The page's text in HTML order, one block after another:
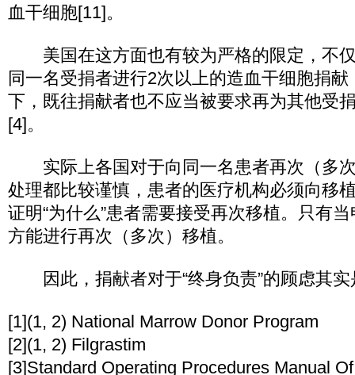
血干细胞[11]。
美国在这方面也有较为严格的限定，不
同一名受捐者进行2次以上的造血干细胞捐
下，既往捐献者也不应当被要求再为其他受
[4]。
实际上各国对于向同一名患者再次（多
处理都比较谨慎，患者的医疗机构必须向移
证明“为什么”患者需要接受再次移植。只有
方能进行再次（多次）移植。
因此，捐献者对于“终身负责”的顾虑其实
[1](1, 2) National Marrow Donor Program
[2](1, 2) Filgrastim
[3]Standard Operating Procedures Manual